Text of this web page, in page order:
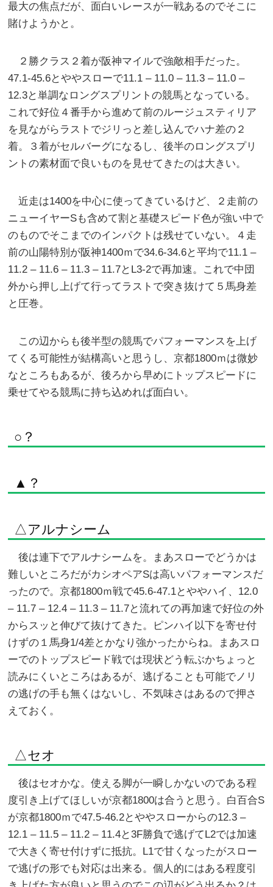
最大の焦点だが、面白いレースが一戦あるのでそこに
賭けようかと。
２勝クラス２着が阪神マイルで強敵相手だった。
47.1-45.6とややスローで11.1 – 11.0 – 11.3 – 11.0 –
12.3と単調なロングスプリントの競馬となっている。
これで好位４番手から進めて前のルージュスティリア
を見ながらラストでジリっと差し込んでハナ差の２
着。３着がセルバーグになるし、後半のロングスプリ
ントの素材面で良いものを見せてきたのは大きい。
近走は1400を中心に使ってきているけど、２走前の
ニューイヤーSも含めて割と基礎スピード色が強い中で
のものでそこまでのインパクトは残せていない。４走
前の山陽特別が阪神1400ｍで34.6-34.6と平均で11.1 –
11.2 – 11.6 – 11.3 – 11.7とL3-2で再加速。これで中団
外から押し上げて行ってラストで突き抜けて５馬身差
と圧巻。
この辺からも後半型の競馬でパフォーマンスを上げ
てくる可能性が結構高いと思うし、京都1800ｍは微妙
なところもあるが、後ろから早めにトップスピードに
乗せてやる競馬に持ち込めれば面白い。
○？
▲？
△アルナシーム
後は連下でアルナシームを。まあスローでどうかは
難しいところだがカシオペアSは高いパフォーマンスだ
ったので。京都1800ｍ戦で45.6-47.1とややハイ、12.0
– 11.7 – 12.4 – 11.3 – 11.7と流れての再加速で好位の外
からスッと伸びて抜けてきた。ピンハイ以下を寄せ付
けずの１馬身1/4差とかなり強かったからね。まあスロ
ーでのトップスピード戦では現状どう転ぶかちょっと
読みにくいところはあるが、逃げることも可能でノリ
の逃げの手も無くはないし、不気味さはあるので押さ
えておく。
△セオ
後はセオかな。使える脚が一瞬しかないのである程
度引き上げてほしいが京都1800は合うと思う。白百合S
が京都1800ｍで47.5-46.2とややスローからの12.3 –
12.1 – 11.5 – 11.2 – 11.4と3F勝負で逃げてL2では加速
で大きく寄せ付けずに抵抗。L1で甘くなったがスロー
で逃げの形でも対応は出来る。個人的にはある程度引